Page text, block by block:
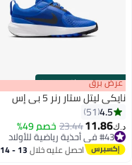
00m:00s
·باقي 100%
10
عرض برق
نايكي ليتل ستار رنر 5 بي إس
4.5
51
د.ك‏11.86
23.44خصم 49%
#43 في أحذية رياضية للأولاد
#43 في أحذية رياضية للأولاد احصل عليه خلال 13 - 14